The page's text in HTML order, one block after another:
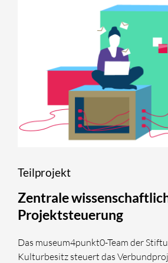
Teilprojekt
Zentrale
Projektsteuerung
Das museum4punkt0-Team der
Kulturbesitz steuert das